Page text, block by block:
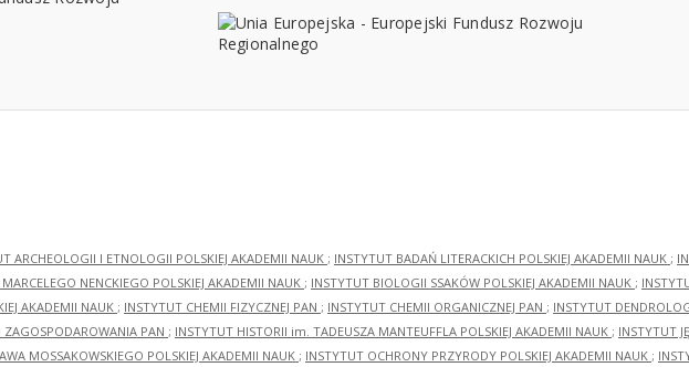
ARCHEOLOGII I ETNOLOGII POLSKIEJ AKADEMII NAUK ; INSTYTUT BADAŃ LITERACKICH POLSKIEJ AKADEMII NAUK ;
NENCKIEGO POLSKIEJ AKADEMII NAUK ; INSTYTUT BIOLOGII SSAKÓW POLSKIEJ AKADEMII NAUK ;
AKADEMII NAUK ; INSTYTUT CHEMII FIZYCZNEJ PAN ; INSTYTUT CHEMII ORGANICZNEJ PAN ; INSTYTUT
PAN ; INSTYTUT HISTORII im. TADEUSZA MANTEUFFLA POLSKIEJ AKADEMII NAUK ; INSTYTUT
MOSSAKOWSKIEGO POLSKIEJ AKADEMII NAUK ; INSTYTUT OCHRONY PRZYRODY POLSKIEJ AKADEMII NAUK ;